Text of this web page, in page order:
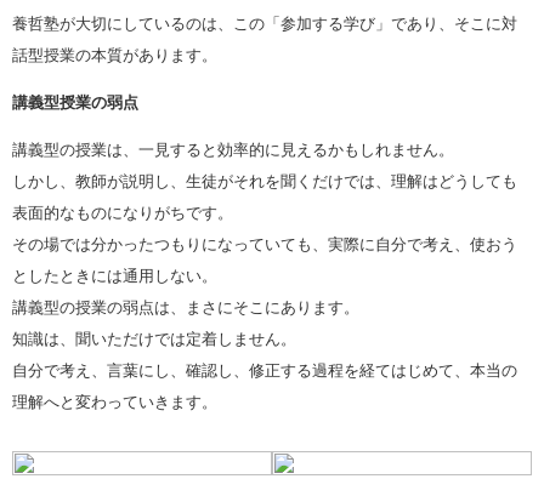
養哲塾が大切にしているのは、この「参加する学び」であり、そこに対
話型授業の本質があります。
講義型授業の弱点
講義型の授業は、一見すると効率的に見えるかもしれません。
しかし、教師が説明し、生徒がそれを聞くだけでは、理解はどうしても
表面的なものになりがちです。
その場では分かったつもりになっていても、実際に自分で考え、使おう
としたときには通用しない。
講義型の授業の弱点は、まさにそこにあります。
知識は、聞いただけでは定着しません。
自分で考え、言葉にし、確認し、修正する過程を経てはじめて、本当の
理解へと変わっていきます。